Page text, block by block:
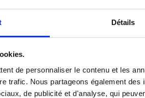
Détails
de personnaliser le contenu et les
trafic. Nous partageons également
de publicité et d'analyse, qui